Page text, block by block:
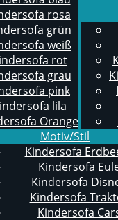
rosa
grün
weiß
rot
grau
pink
lila
Orange
Motiv/Stil
Kindersofa
Kindersofa
Kindersofa
Kindersofa
Kindersofa